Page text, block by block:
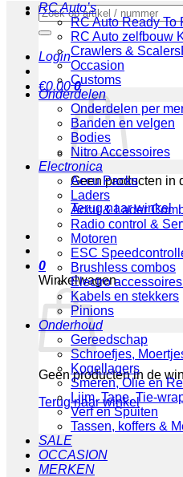
Zoeken
naar:
Login
€0.00 0
Geen producten in
Terug naar winkel
0
Winkelwagen
Geen producten in de
Terug naar winkel
RC Auto’s
RC Auto Ready To
RC Auto zelfbouw
Crawlers & Scalers
Occasion
Customs
Onderdelen
Onderdelen per
Banden en velgen
Bodies
Nitro Accessoires
Electronica
Accu Packs
Laders
Accu & Lader
Radio control &
Motoren
ESC
Brushless combos
Electro
Kabels en stekkers
Pinions
Onderhoud
Gereedschap
Schroefjes,
Kogellagers
Smeren, Olie en
Lijm, Tape, Tie-
Verf en Spuiten
Tassen, koffers &
SALE
OCCASION
MERKEN